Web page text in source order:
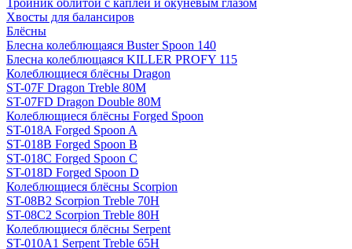
Тройник облитой с каплей и окуневым глазом
Хвосты для балансиров
Блёсны
Блесна колеблющаяся Buster Spoon 140
Блесна колеблющаяся KILLER PROFY 115
Колеблющиеся блёсны Dragon
ST-07F Dragon Treble 80M
ST-07FD Dragon Double 80M
Колеблющиеся блёсны Forged Spoon
ST-018A Forged Spoon A
ST-018B Forged Spoon B
ST-018C Forged Spoon C
ST-018D Forged Spoon D
Колеблющиеся блёсны Scorpion
ST-08B2 Scorpion Treble 70H
ST-08C2 Scorpion Treble 80H
Колеблющиеся блёсны Serpent
ST-010A1 Serpent Treble 65H